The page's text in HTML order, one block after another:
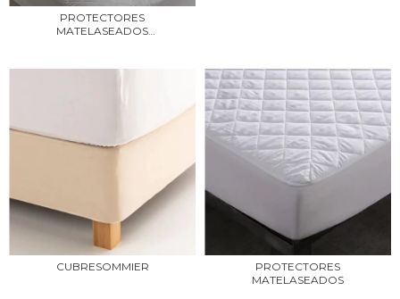
PROTECTORES
MATELASEADOS
CUBRESOMMIER
PROTECTORES
MATELASEADOS